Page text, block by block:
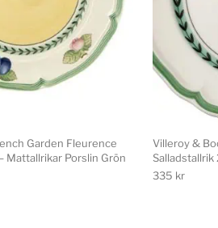
Garden Fleurence
Mattallrikar Porslin Grön
Villeroy &
Salladstallrik
335 kr